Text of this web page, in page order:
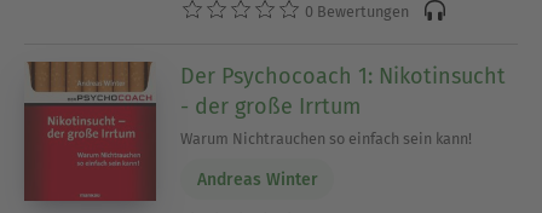
0 Bewertungen
Der Psychocoach 1: Nikotinsucht
- der große Irrtum
Warum Nichtrauchen so einfach sein kann!
Andreas Winter